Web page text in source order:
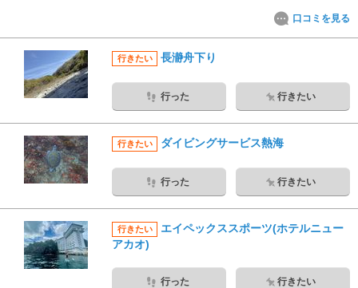
口コミを見る
行きたい 長瀞舟下り
行った 行きたい
行きたい ダイビングサービス熱海
行った 行きたい
行きたい
エイペックススポーツ(ホテルニュー
アカオ)
行った 行きたい